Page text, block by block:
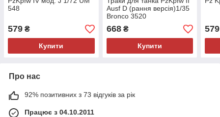
548
579 ₴
Купити
Ausf D (рання версія)1/35
Bronco 3520
668₴
Купити
579
Про нас
92% позитивних з 73 відгуків за рік
Працює з 04.10.2011